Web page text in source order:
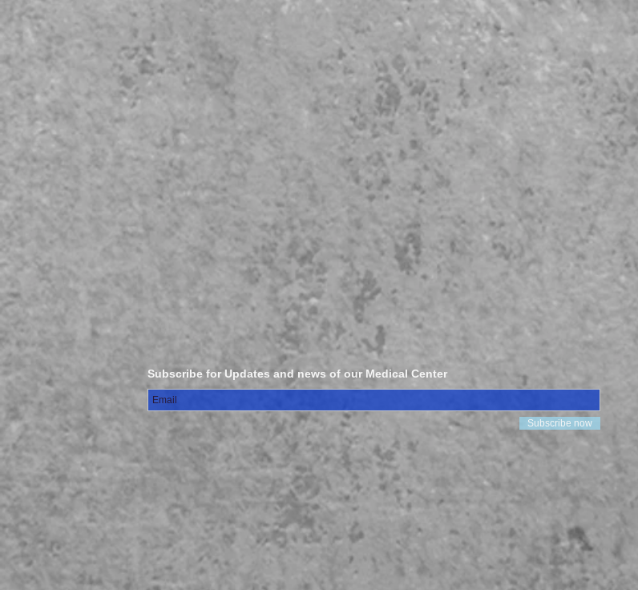
Subscribe for Updates and news of our Medical Center
Subscribe now